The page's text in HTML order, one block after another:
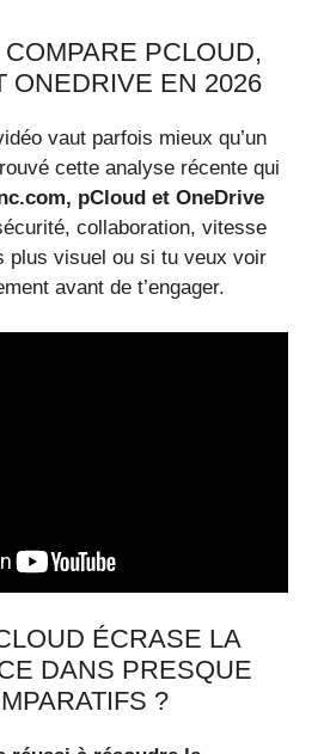
PCLOUD,
ONEDRIVE EN 2026
vaut parfois mieux qu’un
cette analyse récente qui
pCloud et OneDrive
collaboration, vitesse
plus visuel ou si tu veux voir
avant de t’engager.
ÉCRASE LA
DANS PRESQUE
?